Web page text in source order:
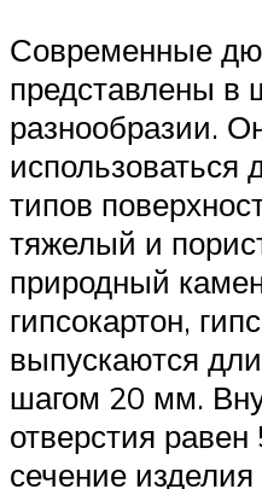
Современные
представлены в
разнообразии.
использоваться
типов
тяжелый и
природный
гипсокартон,
выпускаются
шагом 20 мм.
отверстия
сечение